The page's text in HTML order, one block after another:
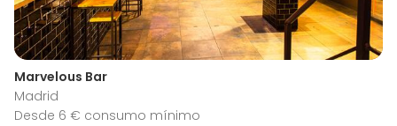
Marvelous Bar
Madrid
Desde 6 € consumo mínimo